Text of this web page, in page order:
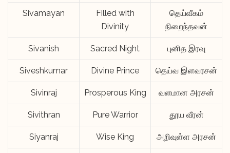
Sivamayan
Filled with
Divinity
தெய்வீகம்
நிறைந்தவன்
Sivanish Sacred Night புனித இரவு
Siveshkumar Divine Prince தெய்வ இளவரசன்
Sivinraj Prosperous King வளமான அரசன்
Sivithran Pure Warrior தூய வீரன்
Siyanraj Wise King அறிவுள்ள அரசன்